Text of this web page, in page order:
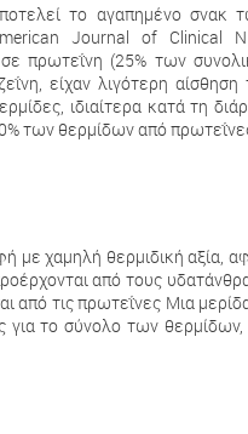
το αγαπημένο σνακ
Journal of Clinical
πρωτεΐνη (25% των
είχαν λιγότερη
ιδιαίτερα κατά τη
των θερμίδων από
με χαμηλή θερμιδική αξία,
από τους
από τις πρωτεΐνες Μια
το σύνολο των θερμίδων,